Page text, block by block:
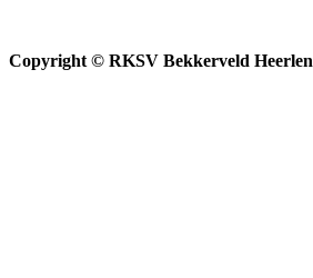
Copyright © RKSV Bekkerveld Heerlen